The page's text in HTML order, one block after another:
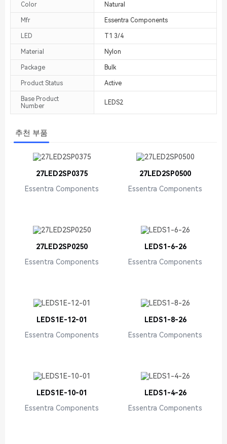
Color Natural
Mfr Essentra Components
LED T1 3/4
Material Nylon
Package Bulk
Product Status Active
Base Product
Number
LEDS2
추천 부품
27LED2SP0375
Essentra Components
27LED2SP0500
Essentra Components
27LED2SP0250
Essentra Components
LEDS1-6-26
Essentra Components
LEDS1E-12-01
Essentra Components
LEDS1-8-26
Essentra Components
LEDS1E-10-01
Essentra Components
LEDS1-4-26
Essentra Components